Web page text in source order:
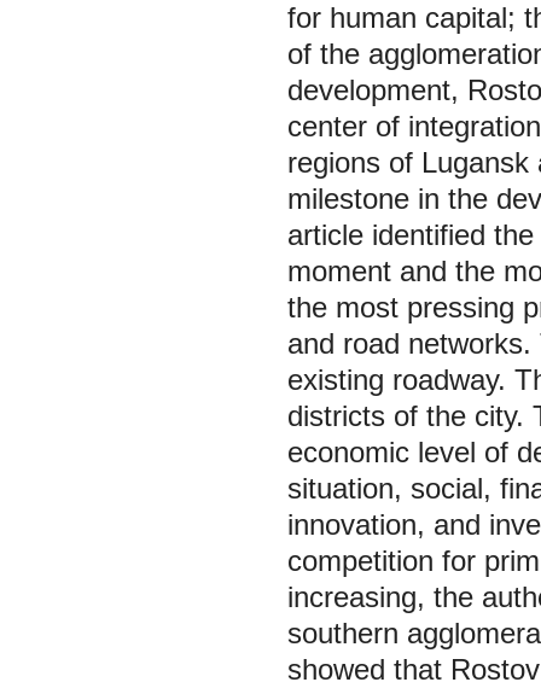
for human capital;
of the
development,
center of
regions of
milestone in the
article identified
moment and the
the most pressing
and road
existing roadway.
districts of the city.
economic level of
situation, social,
innovation, and
competition for
increasing, the
southern
showed that